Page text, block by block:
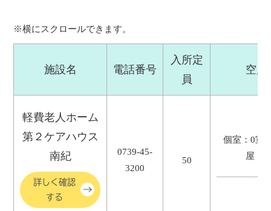
施設名 電話番号
入所定
員
空床
軽費老人ホーム
第２ケアハウス
南紀
詳しく確認
する
0739-45-
3200
50
個室：0室
屋：1